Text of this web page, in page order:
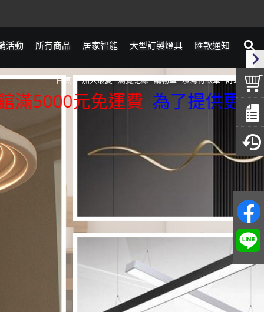
活動 所有商品 居家智能 大型訂製燈具 匯款通知
首頁 加入最愛 瀏覽紀錄 購物車 填寫付款單 訂單查詢
元免運費 為了提供更精準的